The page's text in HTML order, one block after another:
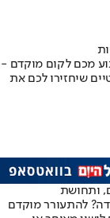
מכם לקום מוקדם -
שיחזירו לכם את
ותחושת
להתעורר מוקדם